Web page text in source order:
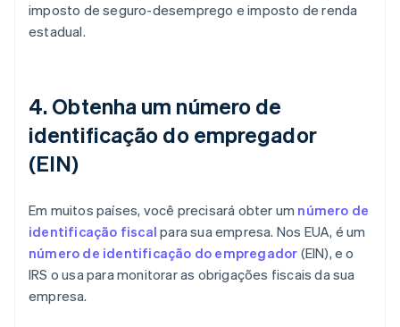
imposto de seguro-desemprego e imposto de renda
estadual.
4. Obtenha um número de
identificação do empregador
(EIN)
Em muitos países, você precisará obter um número de
identificação fiscal para sua empresa. Nos EUA, é um
número de identificação do empregador (EIN), e o
IRS o usa para monitorar as obrigações fiscais da sua
empresa.